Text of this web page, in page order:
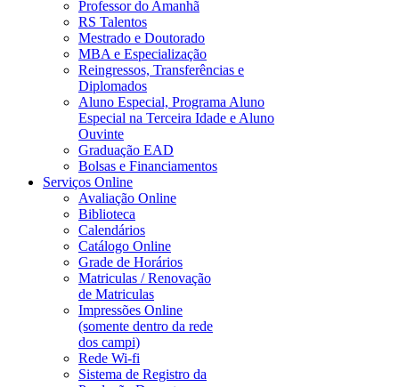
Professor do Amanhã
RS Talentos
Mestrado e Doutorado
MBA e Especialização
Reingressos, Transferências e
Diplomados
Aluno Especial, Programa Aluno
Especial na Terceira Idade e Aluno
Ouvinte
Graduação EAD
Bolsas e Financiamentos
Serviços Online
Avaliação Online
Biblioteca
Calendários
Catálogo Online
Grade de Horários
Matriculas / Renovação
de Matriculas
Impressões Online
(somente dentro da rede
dos campi)
Rede Wi-fi
Sistema de Registro da